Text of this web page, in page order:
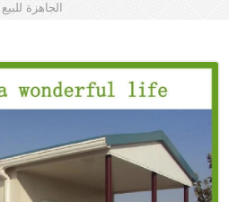
الجاهزة للبيع